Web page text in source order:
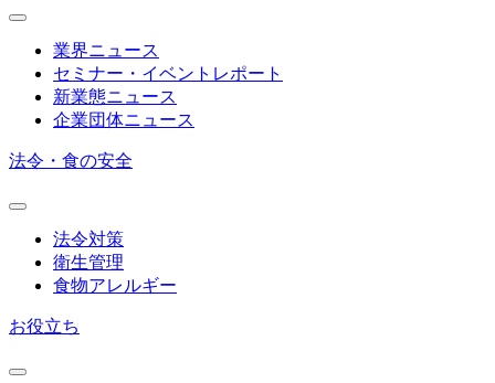
業界ニュース
セミナー・イベントレポート
新業態ニュース
企業団体ニュース
法令・食の安全
法令対策
衛生管理
食物アレルギー
お役立ち